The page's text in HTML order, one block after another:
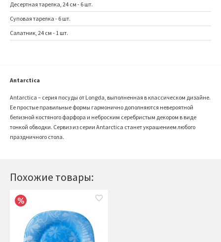
Похожие товары:
Десертная тарелка, 24 см - 6 шт.
Суповая тарелка - 6 шт.
Салатник, 24 см - 1 шт.
Antarctica
Antarctica – серия посуды от Longda, выполненная в классическом дизайне.
Ее простые правильные формы гармонично дополняются невероятной
белизной костяного фарфора и неброским серебристым декором в виде
тонкой обводки. Сервиз из серии Antarctica станет украшением любого
праздничного стола.